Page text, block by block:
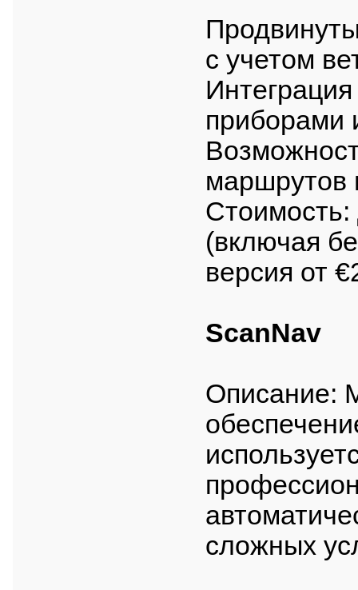
с учетом
приборами
маршрутов
(включая
версия от
ScanNav
Описание:
сложных